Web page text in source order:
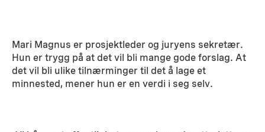
Mari Magnus er prosjektleder og juryens sekretær.
Hun er trygg på at det vil bli mange gode forslag. At
det vil bli ulike tilnærminger til det å lage et
minnested, mener hun er en verdi i seg selv.